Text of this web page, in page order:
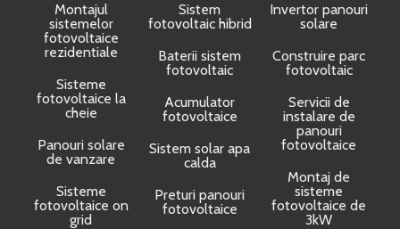
Montajul
sistemelor
fotovoltaice
rezidentiale
Sisteme
fotovoltaice la
cheie
Panouri solare
de vanzare
Sisteme
fotovoltaice on
grid
Sistem
fotovoltaic hibrid
Baterii sistem
fotovoltaic
Acumulator
fotovoltaice
Sistem solar apa
calda
Preturi panouri
fotovoltaice
Invertor panouri
solare
Construire parc
fotovoltaic
Servicii de
instalare de
panouri
fotovoltaice
Montaj de
sisteme
fotovoltaice de
3kW